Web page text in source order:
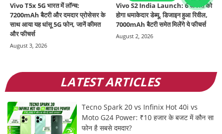
Vivo T5x 5G भारत में लॉन्च:
7200mAh बैटरी और दमदार प्रोसेसर के
साथ आया यह धांसू 5G फोन, जानें कीमत
और फीचर्स
August 3, 2026
Vivo S2 India Launch: 6 अगस्त को
होगा धमाकेदार डेब्यू, डिजाइन हुआ रिवील,
7000mAh बैटरी समेत मिलेंगे ये फीचर्स
August 2, 2026
LATEST ARTICLES
Tecno Spark 20 vs Infinix Hot 40i vs
Moto G24 Power: ₹10 हजार के बजट में कौन सा
फोन है सबसे दमदार?